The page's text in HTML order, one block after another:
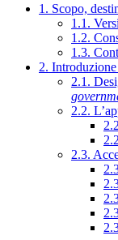
1. Scopo,
1.1.
1.2.
1.3.
2.
2.1.
2.2.
2.3.